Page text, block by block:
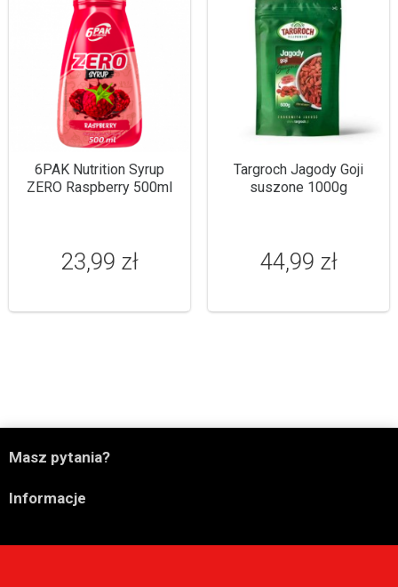
6PAK Nutrition Syrup
ZERO Raspberry 500ml
23,99 zł
Targroch Jagody Goji
suszone 1000g
44,99 zł
Masz pytania?
Informacje